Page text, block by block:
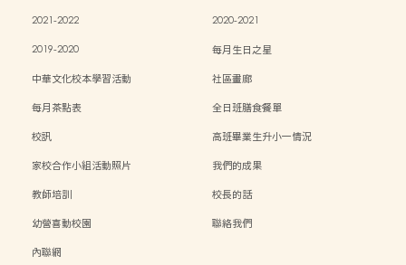
2021-2022
2020-2021
2019-2020
每月生日之星
中華文化校本學習活動
社區畫廊
每月茶點表
全日班膳食餐單
校訊
高班畢業生升小一情況
家校合作小組活動照片
我們的成果
教師培訓
校長的話
幼營喜動校園
聯絡我們
內聯網